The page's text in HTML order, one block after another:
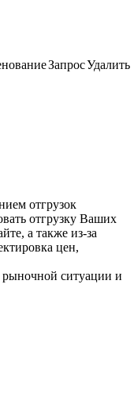
ЗапросУдалить
отгрузок
отгрузку Ваших
а также из-за
цен,
ситуации и